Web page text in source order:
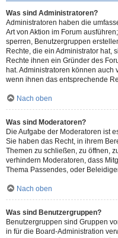
Was sind Administratoren?
Administratoren haben die
Art von Aktion im Forum
sperren, Benutzergruppen
Rechte, die ein Administrator hat,
Rechte ihnen ein Gründer des
hat. Administratoren können
wenn ihnen das entsprechende
Nach oben
Was sind Moderatoren?
Die Aufgabe der Moderatoren ist
Sie haben das Recht, in ihrem
Themen zu schließen, zu öffnen,
verhindern Moderatoren, dass
Thema Passendes, oder
Nach oben
Was sind Benutzergruppen?
Benutzergruppen sind Gruppen
in für die Board-Administration